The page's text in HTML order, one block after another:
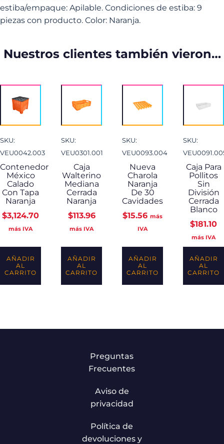
estiba/empaque: Apilable. Condiciones de estiba: 9
piezas con producto. Color: Naranja.
Nuestros clientes también vieron…
SKU:
VEU0042.003
Contenedor
México
Calado
Con Tapa
Naranja
$3,124.70
más IVA
AÑADIR
AL
CARRITO
SKU:
VEU0301.001
Caja
Walterino
Mediana
Cerrada
Naranja
$113.96
más IVA
AÑADIR
AL
CARRITO
SKU:
VEU0093.004
Nueva
Charola
Naranja
De 30
Cavidades
$15.56 más
IVA
AÑADIR
AL
CARRITO
SKU:
Caja Para
Pollitos
Sin
División
Cerrada
Blanco
$181.10
más IVA
AÑADIR
AL
CARRITO
Preguntas
Frecuentes
Aviso de
privacidad
Política de
devoluciones y